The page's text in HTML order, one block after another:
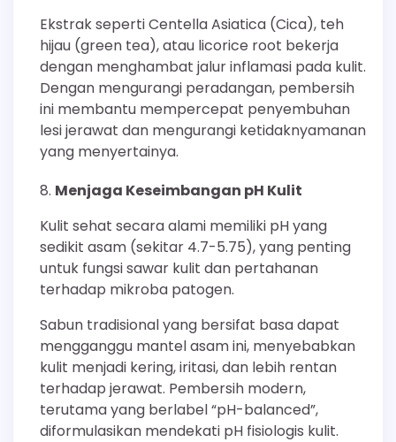
Ekstrak seperti Centella Asiatica (Cica), teh
hijau (green tea), atau licorice root bekerja
dengan menghambat jalur inflamasi pada kulit.
Dengan mengurangi peradangan, pembersih
ini membantu mempercepat penyembuhan
lesi jerawat dan mengurangi ketidaknyamanan
yang menyertainya.
Menjaga Keseimbangan pH Kulit
Kulit sehat secara alami memiliki pH yang
sedikit asam (sekitar 4.7-5.75), yang penting
untuk fungsi sawar kulit dan pertahanan
terhadap mikroba patogen.
Sabun tradisional yang bersifat basa dapat
mengganggu mantel asam ini, menyebabkan
kulit menjadi kering, iritasi, dan lebih rentan
terhadap jerawat. Pembersih modern,
terutama yang berlabel “pH-balanced”,
diformulasikan mendekati pH fisiologis kulit.